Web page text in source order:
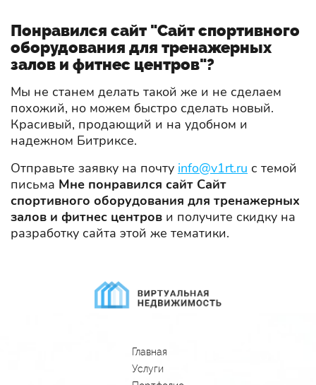
Понравился сайт "Сайт спортивного
оборудования для тренажерных
залов и фитнес центров"?
Мы не станем делать такой же и не сделаем
похожий, но можем быстро сделать новый.
Красивый, продающий и на удобном и
надежном Битриксе.
Отправьте заявку на почту info@v1rt.ru с темой
письма Мне понравился сайт Сайт
спортивного оборудования для тренажерных
залов и фитнес центров и получите скидку на
разработку сайта этой же тематики.
Главная
Услуги